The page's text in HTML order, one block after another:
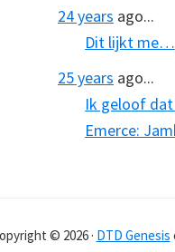
24 years ago...
Dit lijkt me…
25 years ago...
Ik geloof
Emerce:
© 2026 · DTD Genesis